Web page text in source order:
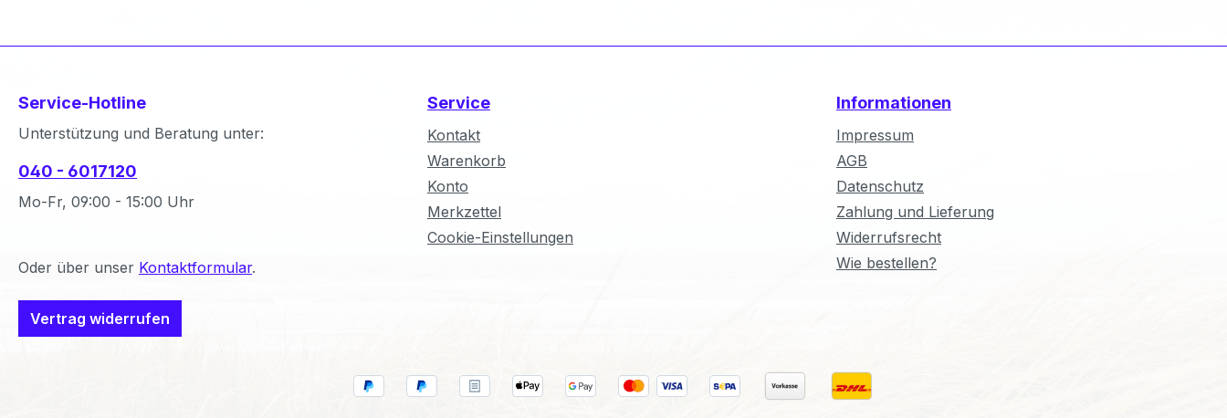
Service-Hotline
Unterstützung und Beratung unter:
040 - 6017120
Mo-Fr, 09:00 - 15:00 Uhr
Oder über unser Kontaktformular.
Vertrag widerrufen
Service
Kontakt
Warenkorb
Konto
Merkzettel
Cookie-Einstellungen
Informationen
Impressum
AGB
Datenschutz
Zahlung und Lieferung
Widerrufsrecht
Wie bestellen?